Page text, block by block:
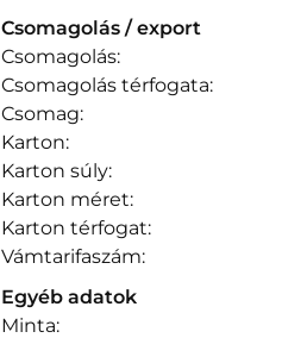
Csomagolás / export
Csomagolás:
Csomagolás térfogata:
Csomag:
Karton:
Karton súly:
Karton méret:
Karton térfogat:
Vámtarifaszám:
Egyéb adatok
Minta: